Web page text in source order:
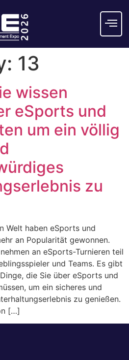
13
wissen
eSports und
um ein völlig
zu
Welt haben eSports und
an Popularität gewonnen.
an eSports-Turnieren teil
und Teams. Es gibt
die Sie über eSports und
um ein sicheres und
zu genießen.
[…]